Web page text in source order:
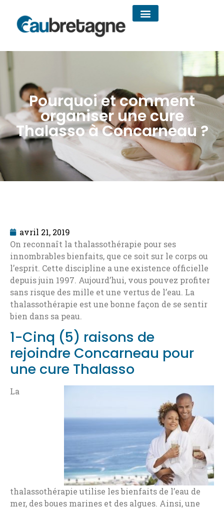
Pourquoi et comment
organiser une cure
Thalasso à Concarneau ?
avril 21, 2019
On reconnaît la thalassothérapie pour ses
innombrables bienfaits, que ce soit sur le corps ou
l’esprit. Cette discipline a une existence officielle
depuis juin 1997. Aujourd’hui, vous pouvez profiter
sans risque des mille et une vertus de l’eau. La
thalassothérapie est une bonne façon de se sentir
bien dans sa peau.
1-Cinq (5) raisons de
rejoindre Concarneau pour
une cure Thalasso
La
thalassothérapie utilise les bienfaits de l’eau de
mer, des boues marines et des algues. Ainsi, une